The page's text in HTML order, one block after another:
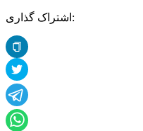
اشتراک گذاری: